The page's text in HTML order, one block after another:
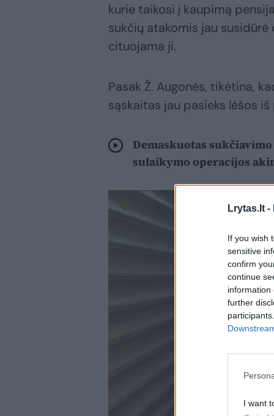
Lrytas.lt -
If you wish
sensitive
confirm
continue
information
further
I want
kurie taikosi į kaupimą
sukčių atakomis jau
cituojama ji.
Pasak Ž. Augonės, tikėtina,
sąskaitas jau pasieks lėšos
Demaskuotas
sulaikymo operacijos